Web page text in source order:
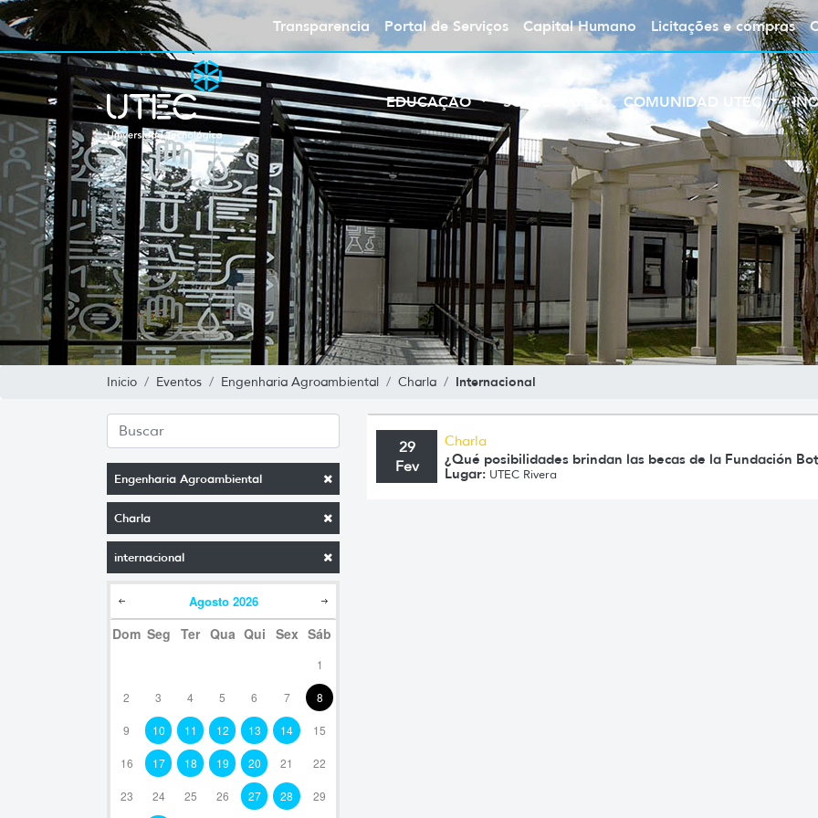
Transparencia Portal de Serviços Capital Humano Licitações e compras
EDUCAÇÃO SOBRE A UTEC COMUNIDAD UTEC
Inicio Eventos Engenharia Agroambiental Charla Internacional
Engenharia Agroambiental
Charla
internacional
Agosto 2026
Dom Seg Ter Qua Qui Sex Sáb
1
2 3 4 5 6 7 8
9 10 11 12 13 14 15
16 17 18 19 20 21 22
23 24 25 26 27 28 29
29
Fev
Charla
¿Qué posibilidades brindan las becas de la Fundación
Lugar: UTEC Rivera